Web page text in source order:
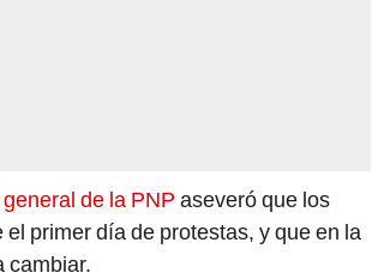
de la PNP aseveró que los
primer día de protestas, y que en la
cambiar.